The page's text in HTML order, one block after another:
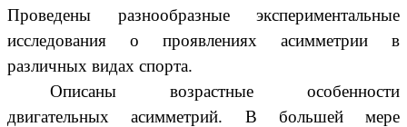
Проведены разнообразные экспериментальные
исследования о проявлениях асимметрии в
различных видах спорта.
Описаны возрастные особенности
двигательных асимметрий. В большей мере